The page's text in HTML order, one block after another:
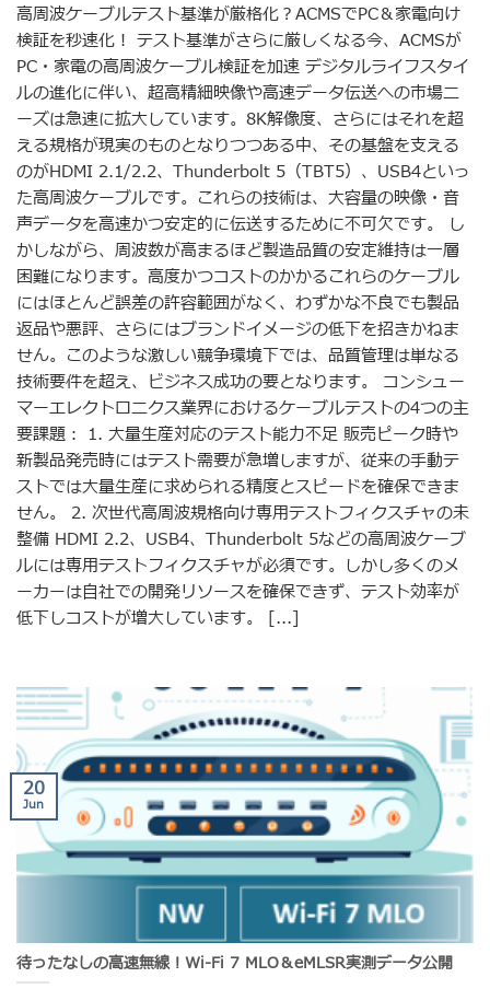
高周波ケーブルテスト基準が厳格化？ACMSでPC＆家電向け
検証を秒速化！ テスト基準がさらに厳しくなる今、ACMSが
PC・家電の高周波ケーブル検証を加速 デジタルライフスタイ
ルの進化に伴い、超高精細映像や高速データ伝送への市場ニ
ーズは急速に拡大しています。8K解像度、さらにはそれを超
える規格が現実のものとなりつつある中、その基盤を支える
のがHDMI 2.1/2.2、Thunderbolt 5（TBT5）、USB4といっ
た高周波ケーブルです。これらの技術は、大容量の映像・音
声データを高速かつ安定的に伝送するために不可欠です。 し
かしながら、周波数が高まるほど製造品質の安定維持は一層
困難になります。高度かつコストのかかるこれらのケーブル
にはほとんど誤差の許容範囲がなく、わずかな不良でも製品
返品や悪評、さらにはブランドイメージの低下を招きかねま
せん。このような激しい競争環境下では、品質管理は単なる
技術要件を超え、ビジネス成功の要となります。 コンシュー
マーエレクトロニクス業界におけるケーブルテストの4つの主
要課題： 1. 大量生産対応のテスト能力不足 販売ピーク時や
新製品発売時にはテスト需要が急増しますが、従来の手動テ
ストでは大量生産に求められる精度とスピードを確保できま
せん。 2. 次世代高周波規格向け専用テストフィクスチャの未
整備 HDMI 2.2、USB4、Thunderbolt 5などの高周波ケーブ
ルには専用テストフィクスチャが必須です。しかし多くのメ
ーカーは自社での開発リソースを確保できず、テスト効率が
低下しコストが増大しています。 [...]
待ったなしの高速無線！Wi-Fi 7 MLO＆eMLSR実測データ公開
20
Jun